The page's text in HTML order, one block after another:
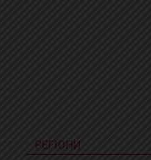
РЕГІОНИ